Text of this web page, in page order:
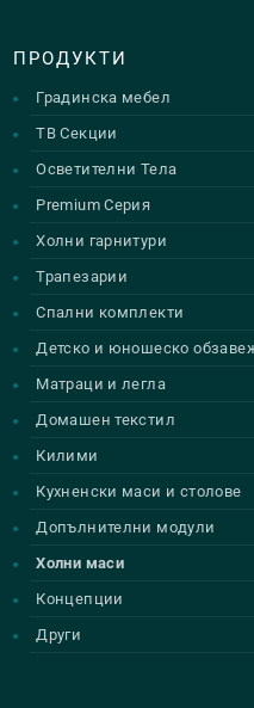
ПРОДУКТИ
Градинска мебел
ТВ Секции
Осветителни Тела
Premium Серия
Холни гарнитури
Трапезарии
Спални комплекти
Детско и юношеско
Матраци и легла
Домашен текстил
Килими
Кухненски маси и столове
Допълнителни модули
Холни маси
Концепции
Други